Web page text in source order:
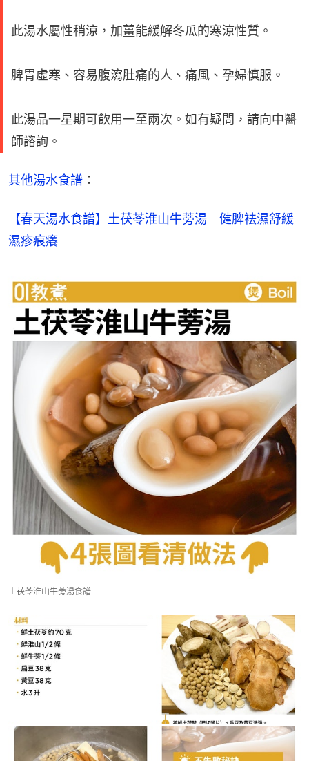
此湯水屬性稍涼，加薑能緩解冬瓜的寒涼性質。
脾胃虛寒、容易腹瀉肚痛的人、痛風、孕婦慎服。
此湯品一星期可飲用一至兩次。如有疑問，請向中醫
師諮詢。
其他湯水食譜 ：
【春天湯水食譜】土茯苓淮山牛蒡湯　健脾袪濕舒緩
濕疹痕癢
土茯苓淮山牛蒡湯食譜